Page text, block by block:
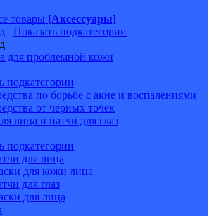
товары [Аксессуары]
Показать подкатегории
для проблемной кожи
подкатегории
по борьбе с акне и воспалениями
от черных точек
лица и патчи для глаз
подкатегории
для лица
для кожи лица
для глаз
для лица